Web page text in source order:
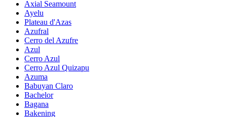
Axial Seamount
Ayelu
Plateau d'Azas
Azufral
Cerro del Azufre
Azul
Cerro Azul
Cerro Azul Quizapu
Azuma
Babuyan Claro
Bachelor
Bagana
Bakening